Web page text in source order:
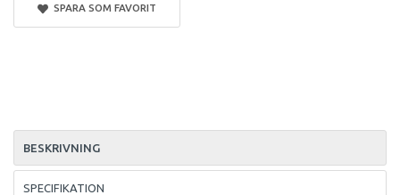
SPARA SOM FAVORIT
BESKRIVNING
SPECIFIKATION